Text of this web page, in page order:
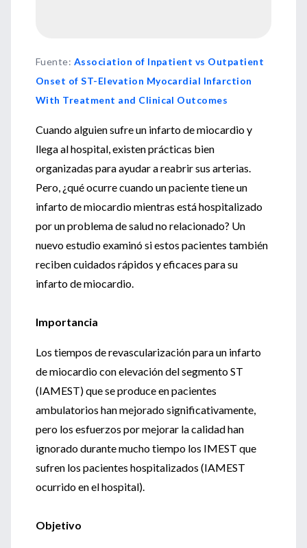
Fuente: Association of Inpatient vs Outpatient
Onset of ST-Elevation Myocardial Infarction
With Treatment and Clinical Outcomes
Cuando alguien sufre un infarto de miocardio y
llega al hospital, existen prácticas bien
organizadas para ayudar a reabrir sus arterias.
Pero, ¿qué ocurre cuando un paciente tiene un
infarto de miocardio mientras está hospitalizado
por un problema de salud no relacionado? Un
nuevo estudio examinó si estos pacientes también
reciben cuidados rápidos y eficaces para su
infarto de miocardio.
Importancia
Los tiempos de revascularización para un infarto
de miocardio con elevación del segmento ST
(IAMEST) que se produce en pacientes
ambulatorios han mejorado significativamente,
pero los esfuerzos por mejorar la calidad han
ignorado durante mucho tiempo los IMEST que
sufren los pacientes hospitalizados (IAMEST
ocurrido en el hospital).
Objetivo